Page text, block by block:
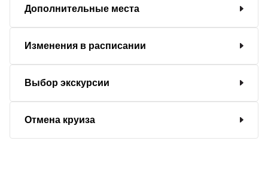
Дополнительные места
Изменения в расписании
Выбор экскурсии
Отмена круиза